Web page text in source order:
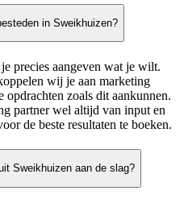
in Sweikhuizen?
precies aangeven wat je wilt.
wij je aan marketing
zoals dit aankunnen.
partner wel altijd van input en
de beste resultaten te boeken.
Sweikhuizen aan de slag?